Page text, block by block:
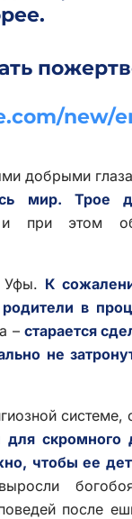
new/
добрыми
мир. Трое
при этом
Уфы. К
в
– старается
не
скромного
чтобы ее
после